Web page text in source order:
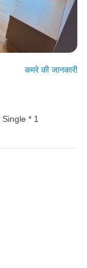
कमरे की जानकारी
Single * 1